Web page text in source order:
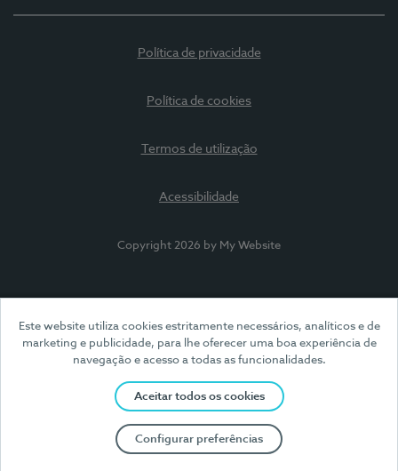
Este website utiliza cookies estritamente necessários, analíticos e de
marketing e publicidade, para lhe oferecer uma boa experiência de
navegação e acesso a todas as funcionalidades.
Aceitar todos os cookies
Configurar preferências
Política de privacidade
Política de cookies
Termos de utilização
Acessibilidade
Copyright 2026 by My Website